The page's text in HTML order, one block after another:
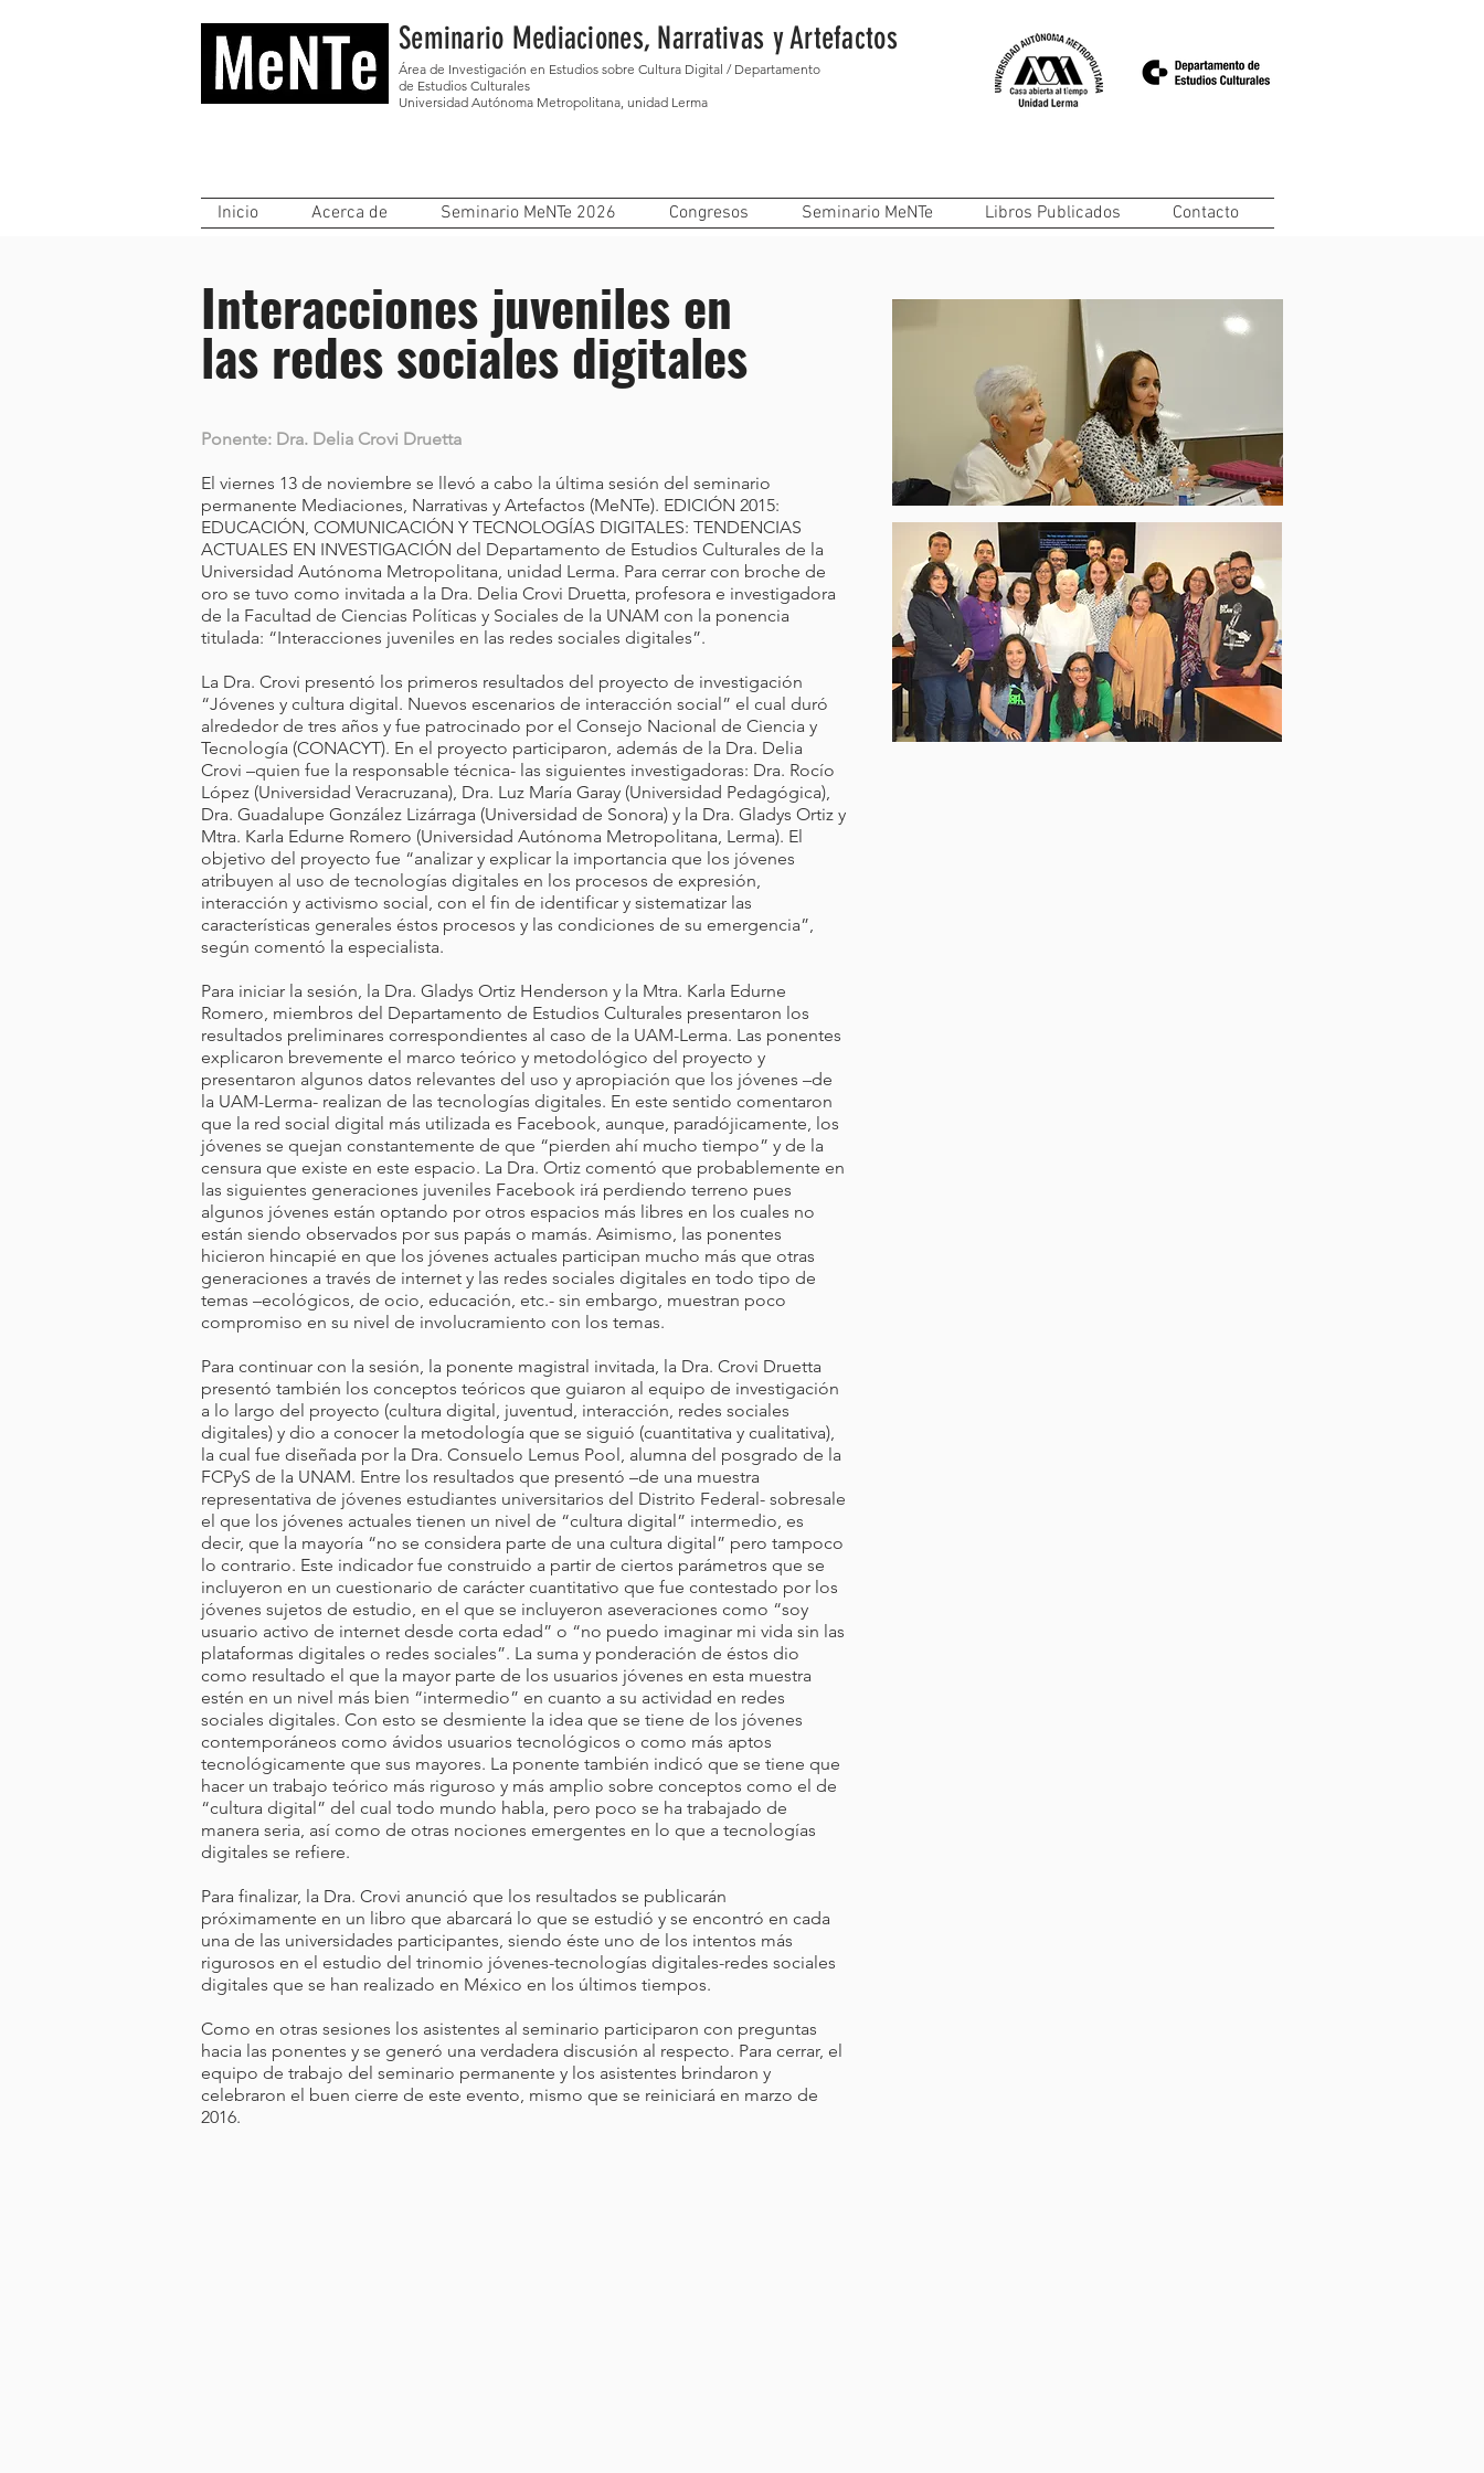
Seminario Mediaciones, Narrativas y Artefactos
Área de Investigación en Estudios sobre Cultura Digital / Departamento
de Estudios Culturales
Universidad Autónoma Metropolitana, unidad Lerma
Inicio Acerca de Seminario MeNTe 2026 Congresos Seminario MeNTe Libros Publicados Contacto
Interacciones juveniles en
las redes sociales digitales
Ponente: Dra. Delia Crovi Druetta
El viernes 13 de noviembre se llevó a cabo la última sesión del seminario
permanente Mediaciones, Narrativas y Artefactos (MeNTe). EDICIÓN 2015:
EDUCACIÓN, COMUNICACIÓN Y TECNOLOGÍAS DIGITALES: TENDENCIAS
ACTUALES EN INVESTIGACIÓN del Departamento de Estudios Culturales de la
Universidad Autónoma Metropolitana, unidad Lerma. Para cerrar con broche de
oro se tuvo como invitada a la Dra. Delia Crovi Druetta, profesora e investigadora
de la Facultad de Ciencias Políticas y Sociales de la UNAM con la ponencia
titulada: “Interacciones juveniles en las redes sociales digitales”.
La Dra. Crovi presentó los primeros resultados del proyecto de investigación
“Jóvenes y cultura digital. Nuevos escenarios de interacción social” el cual duró
alrededor de tres años y fue patrocinado por el Consejo Nacional de Ciencia y
Tecnología (CONACYT). En el proyecto participaron, además de la Dra. Delia
Crovi –quien fue la responsable técnica- las siguientes investigadoras: Dra. Rocío
López (Universidad Veracruzana), Dra. Luz María Garay (Universidad Pedagógica),
Dra. Guadalupe González Lizárraga (Universidad de Sonora) y la Dra. Gladys Ortiz y
Mtra. Karla Edurne Romero (Universidad Autónoma Metropolitana, Lerma). El
objetivo del proyecto fue “analizar y explicar la importancia que los jóvenes
atribuyen al uso de tecnologías digitales en los procesos de expresión,
interacción y activismo social, con el fin de identificar y sistematizar las
características generales éstos procesos y las condiciones de su emergencia”,
según comentó la especialista.
Para iniciar la sesión, la Dra. Gladys Ortiz Henderson y la Mtra. Karla Edurne
Romero, miembros del Departamento de Estudios Culturales presentaron los
resultados preliminares correspondientes al caso de la UAM-Lerma. Las ponentes
explicaron brevemente el marco teórico y metodológico del proyecto y
presentaron algunos datos relevantes del uso y apropiación que los jóvenes –de
la UAM-Lerma- realizan de las tecnologías digitales. En este sentido comentaron
que la red social digital más utilizada es Facebook, aunque, paradójicamente, los
jóvenes se quejan constantemente de que “pierden ahí mucho tiempo” y de la
censura que existe en este espacio. La Dra. Ortiz comentó que probablemente en
las siguientes generaciones juveniles Facebook irá perdiendo terreno pues
algunos jóvenes están optando por otros espacios más libres en los cuales no
están siendo observados por sus papás o mamás. Asimismo, las ponentes
hicieron hincapié en que los jóvenes actuales participan mucho más que otras
generaciones a través de internet y las redes sociales digitales en todo tipo de
temas –ecológicos, de ocio, educación, etc.- sin embargo, muestran poco
compromiso en su nivel de involucramiento con los temas.
Para continuar con la sesión, la ponente magistral invitada, la Dra. Crovi Druetta
presentó también los conceptos teóricos que guiaron al equipo de investigación
a lo largo del proyecto (cultura digital, juventud, interacción, redes sociales
digitales) y dio a conocer la metodología que se siguió (cuantitativa y cualitativa),
la cual fue diseñada por la Dra. Consuelo Lemus Pool, alumna del posgrado de la
FCPyS de la UNAM. Entre los resultados que presentó –de una muestra
representativa de jóvenes estudiantes universitarios del Distrito Federal- sobresale
el que los jóvenes actuales tienen un nivel de “cultura digital” intermedio, es
decir, que la mayoría “no se considera parte de una cultura digital” pero tampoco
lo contrario. Este indicador fue construido a partir de ciertos parámetros que se
incluyeron en un cuestionario de carácter cuantitativo que fue contestado por los
jóvenes sujetos de estudio, en el que se incluyeron aseveraciones como “soy
usuario activo de internet desde corta edad” o “no puedo imaginar mi vida sin las
plataformas digitales o redes sociales”. La suma y ponderación de éstos dio
como resultado el que la mayor parte de los usuarios jóvenes en esta muestra
estén en un nivel más bien “intermedio” en cuanto a su actividad en redes
sociales digitales. Con esto se desmiente la idea que se tiene de los jóvenes
contemporáneos como ávidos usuarios tecnológicos o como más aptos
tecnológicamente que sus mayores. La ponente también indicó que se tiene que
hacer un trabajo teórico más riguroso y más amplio sobre conceptos como el de
“cultura digital” del cual todo mundo habla, pero poco se ha trabajado de
manera seria, así como de otras nociones emergentes en lo que a tecnologías
digitales se refiere.
Para finalizar, la Dra. Crovi anunció que los resultados se publicarán
próximamente en un libro que abarcará lo que se estudió y se encontró en cada
una de las universidades participantes, siendo éste uno de los intentos más
rigurosos en el estudio del trinomio jóvenes-tecnologías digitales-redes sociales
digitales que se han realizado en México en los últimos tiempos.
Como en otras sesiones los asistentes al seminario participaron con preguntas
hacia las ponentes y se generó una verdadera discusión al respecto. Para cerrar, el
equipo de trabajo del seminario permanente y los asistentes brindaron y
celebraron el buen cierre de este evento, mismo que se reiniciará en marzo de
2016.